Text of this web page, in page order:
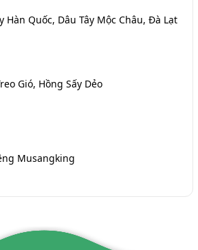
Hàn Quốc, Dâu Tây Mộc Châu, Đà Lạt
Gió, Hồng Sấy Dẻo
Musangking